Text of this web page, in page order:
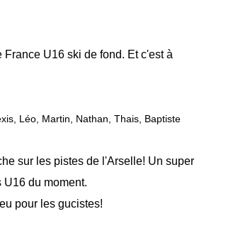
U16 ski de fond. Et c'est à
Léo, Martin, Nathan, Thais, Baptiste
sur les pistes de l'Arselle! Un super
du moment.
pour les gucistes!